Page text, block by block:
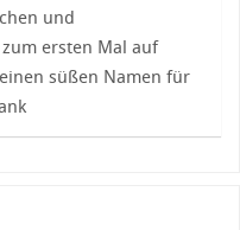
und
ersten Mal auf
süßen Namen für